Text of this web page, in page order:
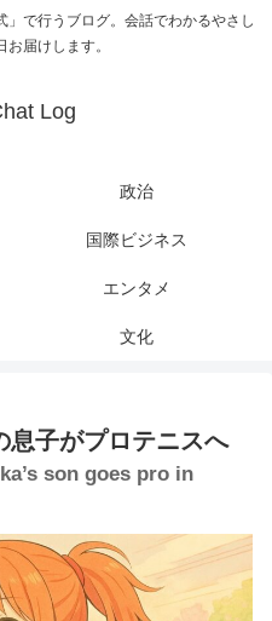
で行うブログ。会話でわかるやさし
届けします。
Log
政治
国際ビジネス
エンタメ
文化
息子がプロテニスへ
son goes pro in